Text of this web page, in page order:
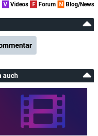
V Videos F Forum N Blog/News
auch